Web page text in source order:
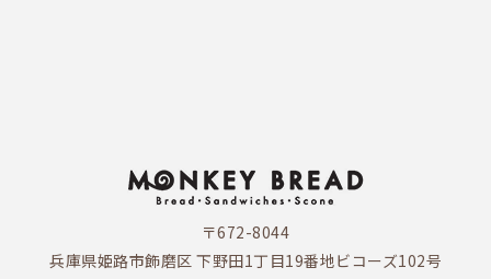
〒672-8044
兵庫県姫路市飾磨区 下野田1丁目19番地ビコーズ102号